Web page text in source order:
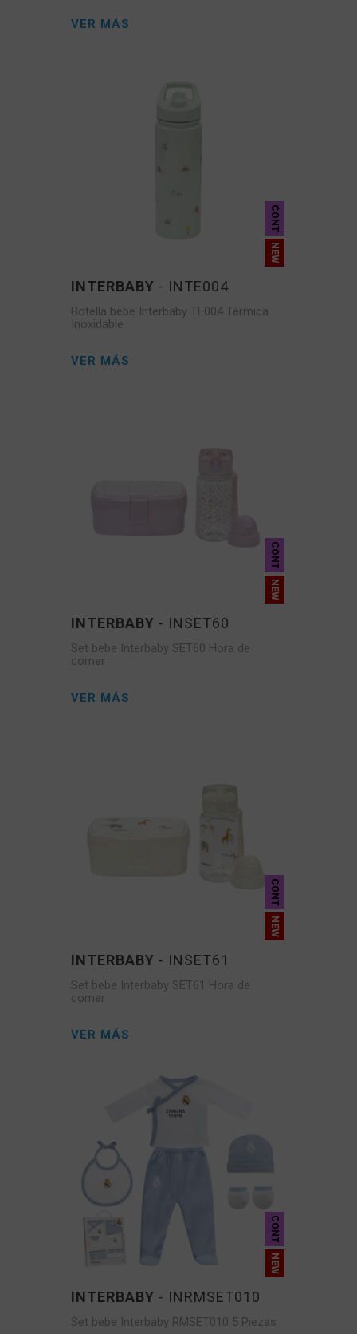
VER MÁS
CONT
INTERBABY - INTE004
Botella bebe Interbaby TE004 Térmica
Inoxidable
VER MÁS
CONT
INTERBABY - INSET60
Set bebe Interbaby SET60 Hora de
comer
VER MÁS
CONT
INTERBABY - INSET61
Set bebe Interbaby SET61 Hora de
comer
VER MÁS
CONT
INTERBABY - INRMSET010
Set bebe Interbaby RMSET010 5 Piezas